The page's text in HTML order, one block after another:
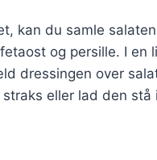
kan du samle
og persille. I
dressingen over
eller lad den